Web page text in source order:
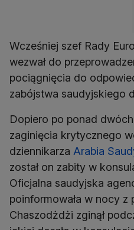
Wcześniej szef Rady
wezwał do
pociągnięcia do
zabójstwa saudyjskiego
Dopiero po ponad
zaginięcia krytycznego
dziennikarza Arabia
został on zabity w
Oficjalna saudyjska
poinformowała w nocy z
Chaszodżdżi zginął